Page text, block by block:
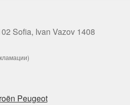
Sofia, Ivan Vazov 1408
Peugeot